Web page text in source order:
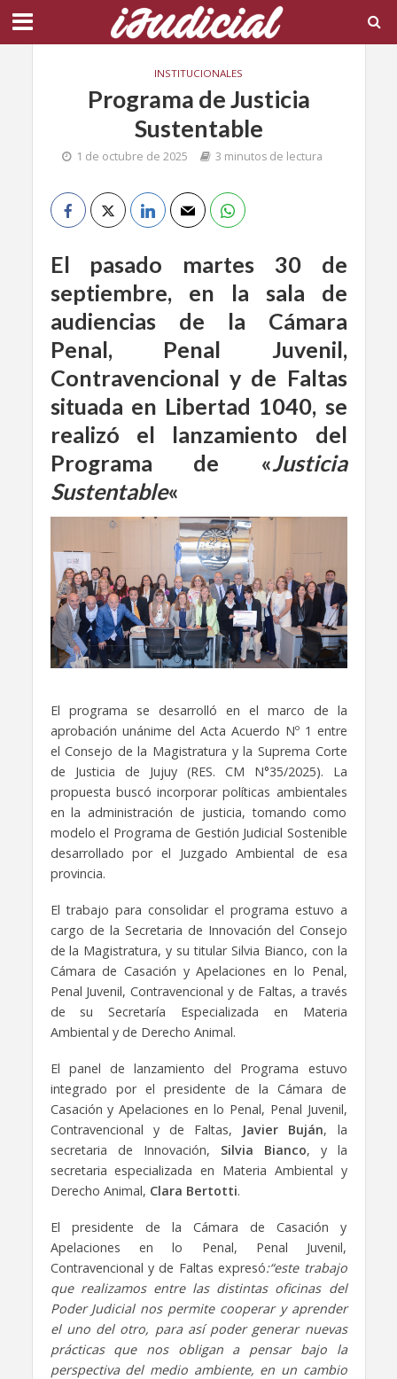
INSTITUCIONALES
Programa de Justicia
Sustentable
1 de octubre de 2025 3 minutos de lectura
El pasado martes 30 de
septiembre, en la sala de
audiencias de la Cámara
Penal, Penal Juvenil,
Contravencional y de Faltas
situada en Libertad 1040, se
realizó el lanzamiento del
Programa de «Justicia
Sustentable«
El programa se desarrolló en el marco de la
aprobación unánime del Acta Acuerdo Nº 1 entre
el Consejo de la Magistratura y la Suprema Corte
de Justicia de Jujuy (RES. CM N°35/2025). La
propuesta buscó incorporar políticas ambientales
en la administración de justicia, tomando como
modelo el Programa de Gestión Judicial Sostenible
desarrollado por el Juzgado Ambiental de esa
provincia.
El trabajo para consolidar el programa estuvo a
cargo de la Secretaria de Innovación del Consejo
de la Magistratura, y su titular Silvia Bianco, con la
Cámara de Casación y Apelaciones en lo Penal,
Penal Juvenil, Contravencional y de Faltas, a través
de su Secretaría Especializada en Materia
Ambiental y de Derecho Animal.
El panel de lanzamiento del Programa estuvo
integrado por el presidente de la Cámara de
Casación y Apelaciones en lo Penal, Penal Juvenil,
Contravencional y de Faltas, Javier Buján, la
secretaria de Innovación, Silvia Bianco, y la
secretaria especializada en Materia Ambiental y
Derecho Animal, Clara Bertotti.
El presidente de la Cámara de Casación y
Apelaciones en lo Penal, Penal Juvenil,
Contravencional y de Faltas expresó:“este trabajo
que realizamos entre las distintas oficinas del
Poder Judicial nos permite cooperar y aprender
el uno del otro, para así poder generar nuevas
prácticas que nos obligan a pensar bajo la
perspectiva del medio ambiente, en un cambio